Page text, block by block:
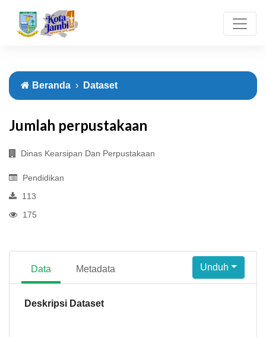
Beranda Dataset
Jumlah perpustakaan
Dinas Kearsipan Dan Perpustakaan
Pendidikan
113
175
Data Metadata Unduh
Deskripsi Dataset